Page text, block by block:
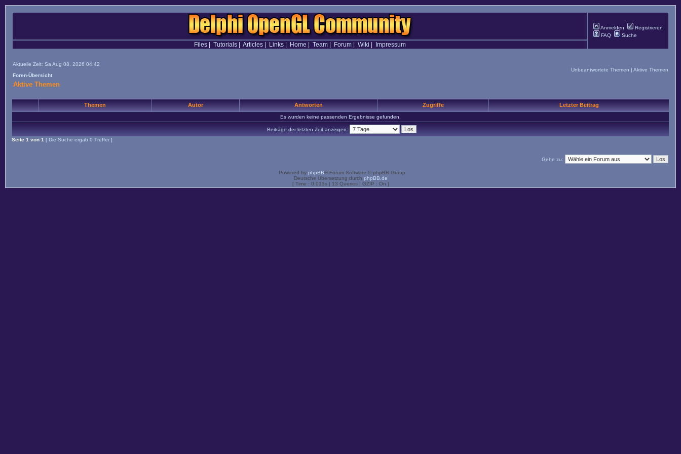
Anmelden
Registrieren
FAQ
Suche
Files| Tutorials| Articles| Links| Home Team| Forum| Wiki Impressum
Aktuelle Zeit: Sa Aug 08, 2026 04:42
Foren-Übersicht
Unbeantwortete Themen | Aktive Themen
Aktive Themen
Themen Autor Antworten Zugriffe Letzter Beitrag
Es wurden keine passenden Ergebnisse gefunden.
Beiträge der letzten Zeit anzeigen:
Seite 1 von 1 [ Die Suche ergab 0 Treffer ]
Gehe zu:
Powered by phpBB® Forum Software © phpBB Group
Deutsche Übersetzung durch phpBB.de
[ Time : 0.013s | 13 Queries | GZIP : On ]